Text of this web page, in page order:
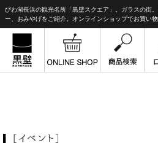
びわ湖長浜の観光名所「黒壁スクエア」。ガラスの街
ー、おみやげをご紹介。オンラインショップでお買い物